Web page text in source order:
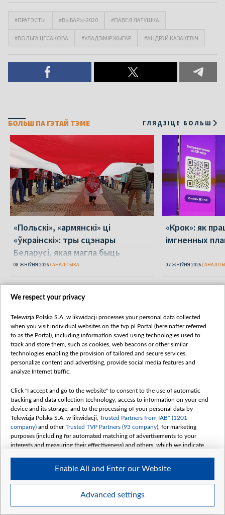
#ПРАТЭСТЫ #ВЫБАРЫ-2020 #ПАВЕЛ ЛАТУШКА
#ВОЛЬГА ЦЕСАКОВА #УЛАДЗІМІР ЖЫГАР #АНДРЭЙ КАЗАКЕВІЧ
БОЛЬШ ПА ГЭТАЙ ТЭМЕ ГЛЯДЗІЦЕ БОЛЬШ
«Польскі», «армянскі» ці
«ўкраінскі»: тры сцэнары
Беларусі, якая магла быць
08 ЖНІЎНЯ 2026 АНАЛІТЫКА
«Крок»: як
імгненных
07 ЖНІЎНЯ 2026
Маліўся за нашу свабоду
ДАІ
We respect your privacy
Telewizja Polska S.A. w likwidacji processes your personal data collected
when you visit individual websites on the tvp.pl Portal (hereinafter referred
to as the Portal), including information saved using technologies used to
track and store them, such as cookies, web beacons or other similar
technologies enabling the provision of tailored and secure services,
personalize content and advertising, provide social media features and
analyze Internet traffic.
Click "I accept and go to the website" to consent to the use of automatic
tracking and data collection technology, access to information on your end
device and its storage, and to the processing of your personal data by
Telewizja Polska S.A. w likwidacji, Trusted Partners from IAB* (1201
company) and otherTrusted TVP Partners (93 company) , for marketing
purposes (including for automated matching of advertisements to your
interests and measuring their effectiveness) and others, which we indicate
The purposes of processing your data by TVP S.A. w likwidacji are as
follows:
Use limited data to select advertising
Create profiles for personalised advertising
Advanced settings
Enable All and Enter our Website